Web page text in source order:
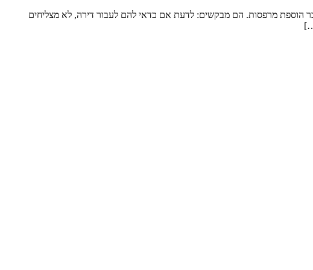
ענפה. שטח הדירה: דירה שלמה של כ-120 מ”ר ומרפסת גדולה, מגדל שעבר הוספת מרפסות. הם מבקשים: לדעת אם כדאי להם לעבור דירה, לא מצליחים